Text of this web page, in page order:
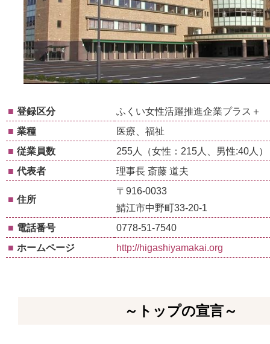
■ 登録区分
ふくい女性活躍推進企業プラス＋
■ 業種
医療、福祉
■ 従業員数
255人（女性：215人、男性:40人）
■ 代表者 理事長 斎藤 道夫
■ 住所
〒916-0033
鯖江市中野町33-20-1
■ 電話番号
0778-51-7540
■ ホームページ http://higashiyamakai.org
～トップの宣言～